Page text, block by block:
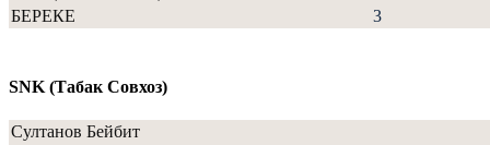
БЕРЕКЕ
3
SNK (Табак Совхоз)
Султанов Бейбит